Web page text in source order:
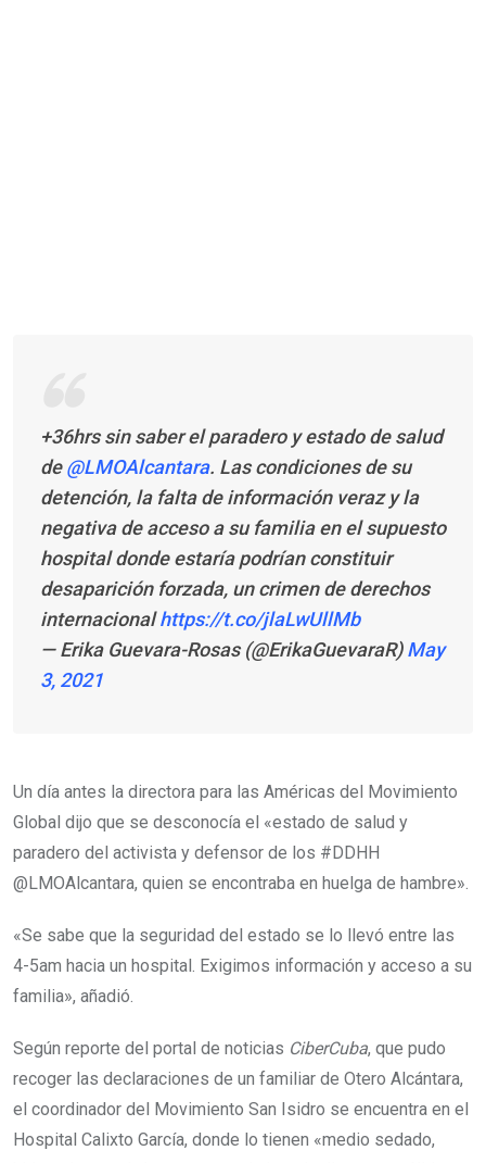
+36hrs sin saber el paradero y estado de salud
de@LMOAlcantara. Las condiciones de su
detención, la falta de información veraz y la
negativa de acceso a su familia en el supuesto
hospital donde estaría podrían constituir
desaparición forzada, un crimen de derechos
internacionalhttps://t.co/jlaLwUllMb
— Erika Guevara-Rosas (@ErikaGuevaraR)May
3, 2021
Un día antes la directora para las Américas del Movimiento
Global dijo que se desconocía el «estado de salud y
paradero del activista y defensor de los #DDHH
@LMOAlcantara, quien se encontraba en huelga de hambre».
«Se sabe que la seguridad del estado se lo llevó entre las
4-5am hacia un hospital. Exigimos información y acceso a su
familia», añadió.
Según reporte del portal de noticias CiberCuba, que pudo
recoger las declaraciones de un familiar de Otero Alcántara,
el coordinador del Movimiento San Isidro se encuentra en el
Hospital Calixto García, donde lo tienen «medio sedado,